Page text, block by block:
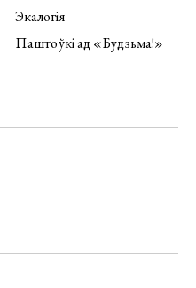
Экалогія
Паштоўкі ад «Будзьма!»